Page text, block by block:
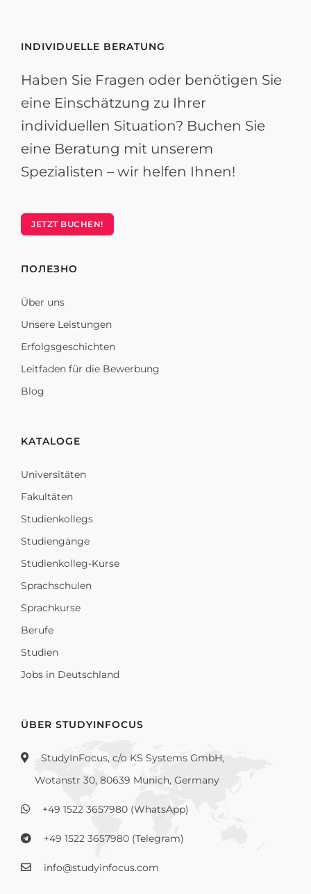
INDIVIDUELLE BERATUNG
Haben Sie Fragen oder benötigen Sie
eine Einschätzung zu Ihrer
individuellen Situation? Buchen Sie
eine Beratung mit unserem
Spezialisten – wir helfen Ihnen!
JETZT BUCHEN!
ПОЛЕЗНО
Über uns
Unsere Leistungen
Erfolgsgeschichten
Leitfaden für die Bewerbung
Blog
KATALOGE
Universitäten
Fakultäten
Studienkollegs
Studiengänge
Studienkolleg-Kurse
Sprachschulen
Sprachkurse
Berufe
Studien
Jobs in Deutschland
ÜBER STUDYINFOCUS
StudyInFocus, c/o KS Systems GmbH,
Wotanstr 30, 80639 Munich, Germany
+49 1522 3657980 (WhatsApp)
+49 1522 3657980 (Telegram)
info@studyinfocus.com